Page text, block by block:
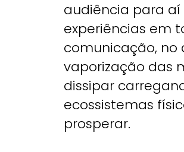
audiência para aí
experiências em
comunicação, no
vaporização das
dissipar
ecossistemas
prosperar.